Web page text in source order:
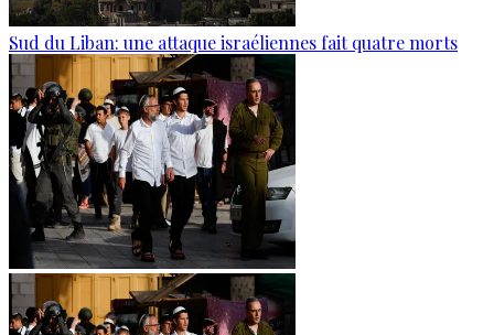
Sud du Liban: une attaque israéliennes fait quatre morts